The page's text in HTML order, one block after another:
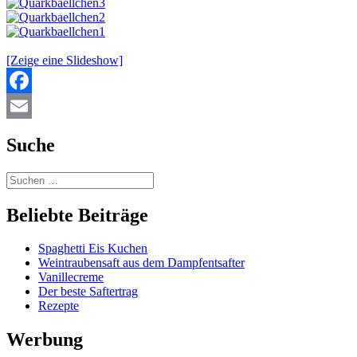
[Zeige eine Slideshow]
Facebook
Suche
Beliebte Beiträge
Spaghetti Eis Kuchen
Weintraubensaft aus dem Dampfentsafter
Vanillecreme
Der beste Saftertrag
Rezepte
Werbung